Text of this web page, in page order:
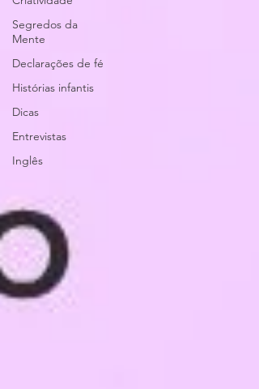
Segredos da
Mente
Declarações de fé
Histórias infantis
Dicas
Entrevistas
Inglês